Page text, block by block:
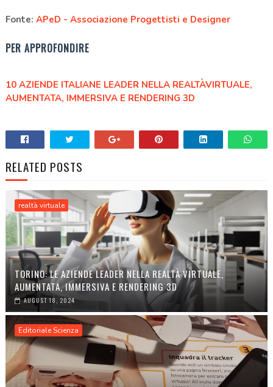
Fonte: APeD - Associazione Progettisti e Designer
PER APPROFONDIRE
10 AZIENDE ITALIANE LEADER NELLA REALTÀVIRTUALE,
AUMENTATA, IMMERSIVA E RENDERING 3D
RELATED POSTS
realtà virtuale
TORINO: LE AZIENDE LEADER NELLA REALTÀ VIRTUALE,
AUMENTATA, IMMERSIVA E RENDERING 3D
AUGUST 18, 2024
Editoriale Scienza